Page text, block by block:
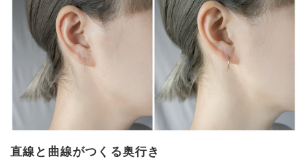
直線と曲線がつくる奥行き